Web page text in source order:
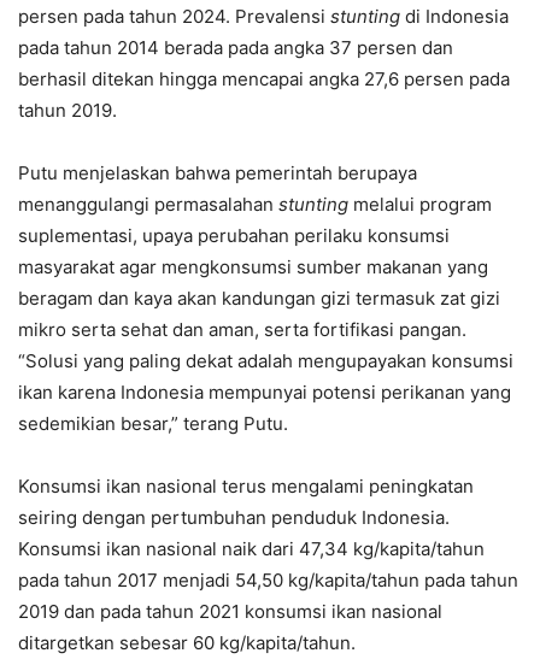
persen pada tahun 2024. Prevalensi stunting di Indonesia
pada tahun 2014 berada pada angka 37 persen dan
berhasil ditekan hingga mencapai angka 27,6 persen pada
tahun 2019.
Putu menjelaskan bahwa pemerintah berupaya
menanggulangi permasalahan stunting melalui program
suplementasi, upaya perubahan perilaku konsumsi
masyarakat agar mengkonsumsi sumber makanan yang
beragam dan kaya akan kandungan gizi termasuk zat gizi
mikro serta sehat dan aman, serta fortifikasi pangan.
“Solusi yang paling dekat adalah mengupayakan konsumsi
ikan karena Indonesia mempunyai potensi perikanan yang
sedemikian besar,” terang Putu.
Konsumsi ikan nasional terus mengalami peningkatan
seiring dengan pertumbuhan penduduk Indonesia.
Konsumsi ikan nasional naik dari 47,34 kg/kapita/tahun
pada tahun 2017 menjadi 54,50 kg/kapita/tahun pada tahun
2019 dan pada tahun 2021 konsumsi ikan nasional
ditargetkan sebesar 60 kg/kapita/tahun.